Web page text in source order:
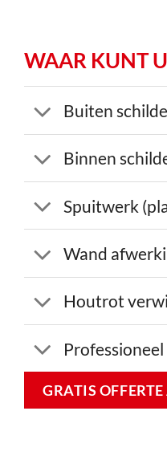
WAAR KUNT
Buiten
Binnen
Spuitwerk
Wand
Houtrot
GRATIS